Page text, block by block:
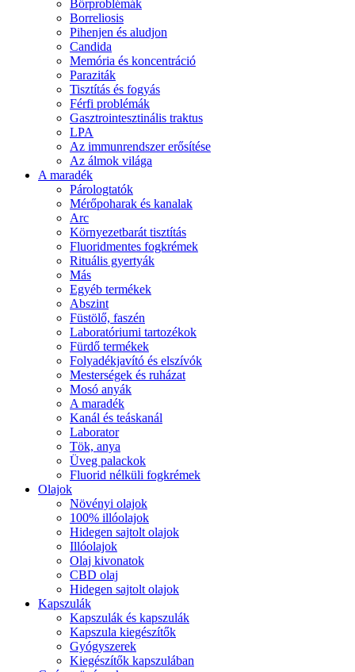
Bőrproblémák
Borreliosis
Pihenjen és aludjon
Candida
Memória és koncentráció
Paraziták
Tisztítás és fogyás
Férfi problémák
Gasztrointesztinális traktus
LPA
Az immunrendszer erősítése
Az álmok világa
A maradék
Párologtatók
Mérőpoharak és kanalak
Arc
Környezetbarát tisztítás
Fluoridmentes fogkrémek
Rituális gyertyák
Más
Egyéb termékek
Abszint
Füstölő, faszén
Laboratóriumi tartozékok
Fürdő termékek
Folyadékjavító és elszívók
Mesterségek és ruházat
Mosó anyák
A maradék
Kanál és teáskanál
Laborator
Tök, anya
Üveg palackok
Fluorid nélküli fogkrémek
Olajok
Növényi olajok
100% illóolajok
Hidegen sajtolt olajok
Illóolajok
Olaj kivonatok
CBD olaj
Hidegen sajtolt olajok
Kapszulák
Kapszulák és kapszulák
Kapszula kiegészítők
Gyógyszerek
Kiegészítők kapszulában